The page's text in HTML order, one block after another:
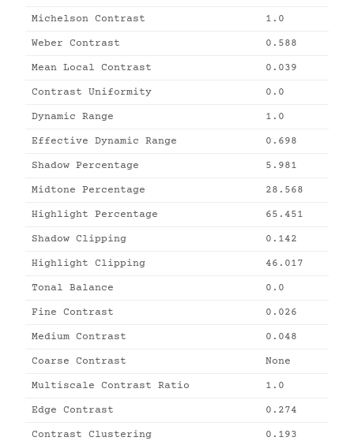
Michelson Contrast 1.0
Weber Contrast 0.588
Mean Local Contrast 0.039
Contrast Uniformity 0.0
Dynamic Range 1.0
Effective Dynamic Range 0.698
Shadow Percentage 5.981
Midtone Percentage 28.568
Highlight Percentage 65.451
Shadow Clipping 0.142
Highlight Clipping 46.017
Tonal Balance 0.0
Fine Contrast 0.026
Medium Contrast 0.048
Coarse Contrast None
Multiscale Contrast Ratio 1.0
Edge Contrast 0.274
Contrast Clustering 0.193